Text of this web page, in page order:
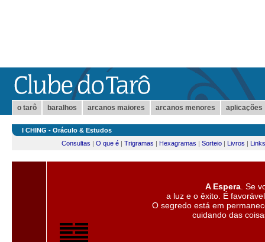
o tarô baralhos arcanos maiores arcanos menores aplicações
I CHING - Oráculo & Estudos
Consultas | O que é| Trigramas | Hexagramas | Sorteio| Livros |
A Espera . Se
a luz e o êxito. É
O segredo está em
cuidando das